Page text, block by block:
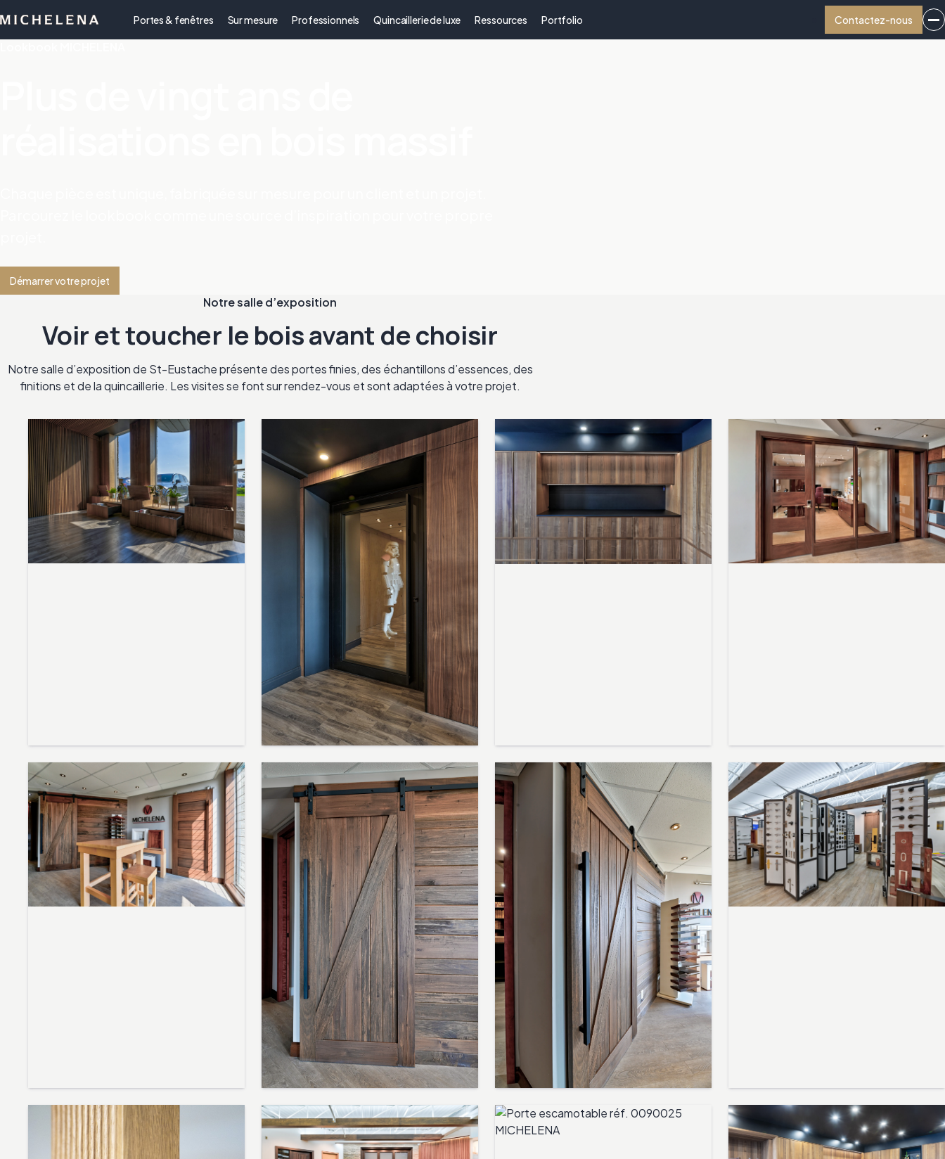
Portes & fenêtres Sur mesure Professionnels Quincaillerie de luxe Ressources Portfolio Contactez-nous
Démarrer votre projet
Notre salle d’exposition
Voir et toucher le bois avant de choisir
Notre salle d’exposition de St-Eustache présente des portes finies, des échantillons d’essences, des
finitions et de la quincaillerie. Les visites se font sur rendez-vous et sont adaptées à votre projet.